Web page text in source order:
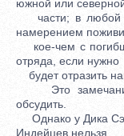
южной или
части; в любой
намерением
кое-чем с
отряда, если нужно
будет отразить
Это замечание
обсудить.
Однако у Дика
Индейцев нельзя